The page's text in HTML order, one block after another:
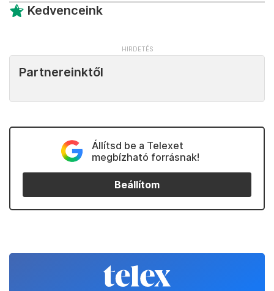
Kedvenceink
Partnereinktől
Állítsd be a Telexet
megbízható forrásnak!
Beállítom